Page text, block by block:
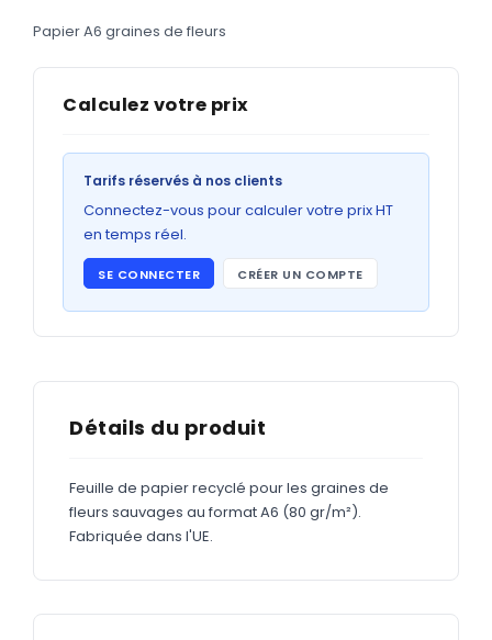
GRAND FORMAT
Abribus
ADHÉSIFS
Étiquettes adhésives
Étiquettes adhésives en bobine
Adhésifs vitrine
Papier A6 graines de fleurs
Calculez votre prix
Tarifs réservés à nos clients
Connectez-vous pour calculer votre prix HT
en temps réel.
SE CONNECTER CRÉER UN COMPTE
Détails du produit
Feuille de papier recyclé pour les graines de
fleurs sauvages au format A6 (80 gr/m²).
Fabriquée dans l'UE.